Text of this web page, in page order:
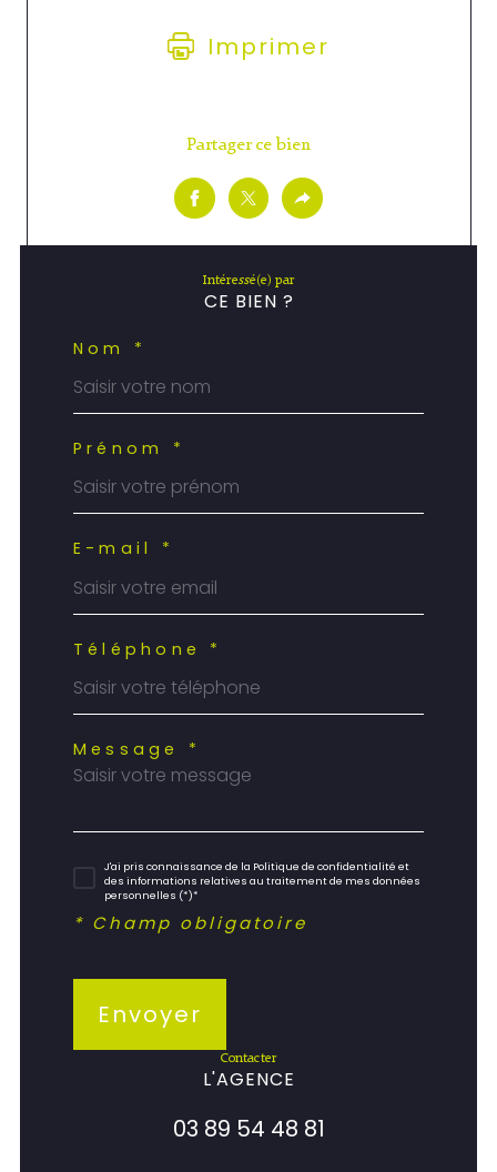
Imprimer
Partager ce bien
Intéressé(e) par
CE BIEN ?
Nom *
Prénom *
E-mail *
Téléphone *
Message *
J'ai pris connaissance de la Politique de confidentialité et
des informations relatives au traitement de mes données
personnelles (*)*
* Champ obligatoire
Envoyer
contacter
L'AGENCE
03 89 54 48 81